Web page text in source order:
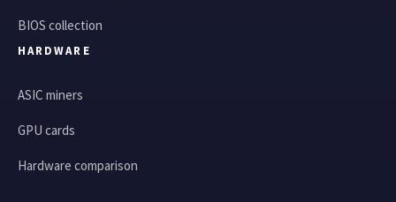
BIOS collection
HARDWARE
ASIC miners
GPU cards
Hardware comparison